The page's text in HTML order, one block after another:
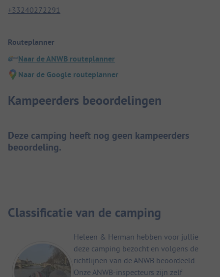
+33240272291
Routeplanner
Naar de ANWB routeplanner
Naar de Google routeplanner
Kampeerders beoordelingen
Deze camping heeft nog geen kampeerders
beoordeling.
Classificatie van de camping
Heleen & Herman hebben voor jullie
deze camping bezocht en volgens de
richtlijnen van de ANWB beoordeeld.
Onze ANWB-inspecteurs zijn zelf